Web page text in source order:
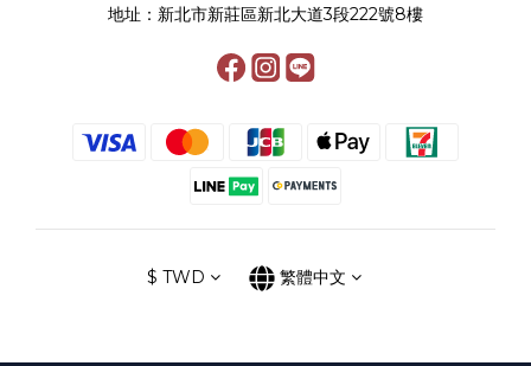
地址：新北市新莊區新北大道3段222號8樓
$ TWD 繁體中文